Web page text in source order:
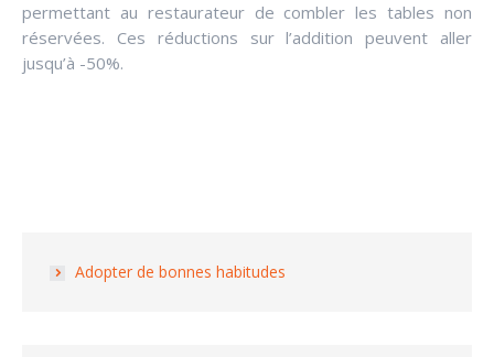
permettant au restaurateur de combler les tables non
réservées. Ces réductions sur l’addition peuvent aller
jusqu’à -50%.
Adopter de bonnes habitudes